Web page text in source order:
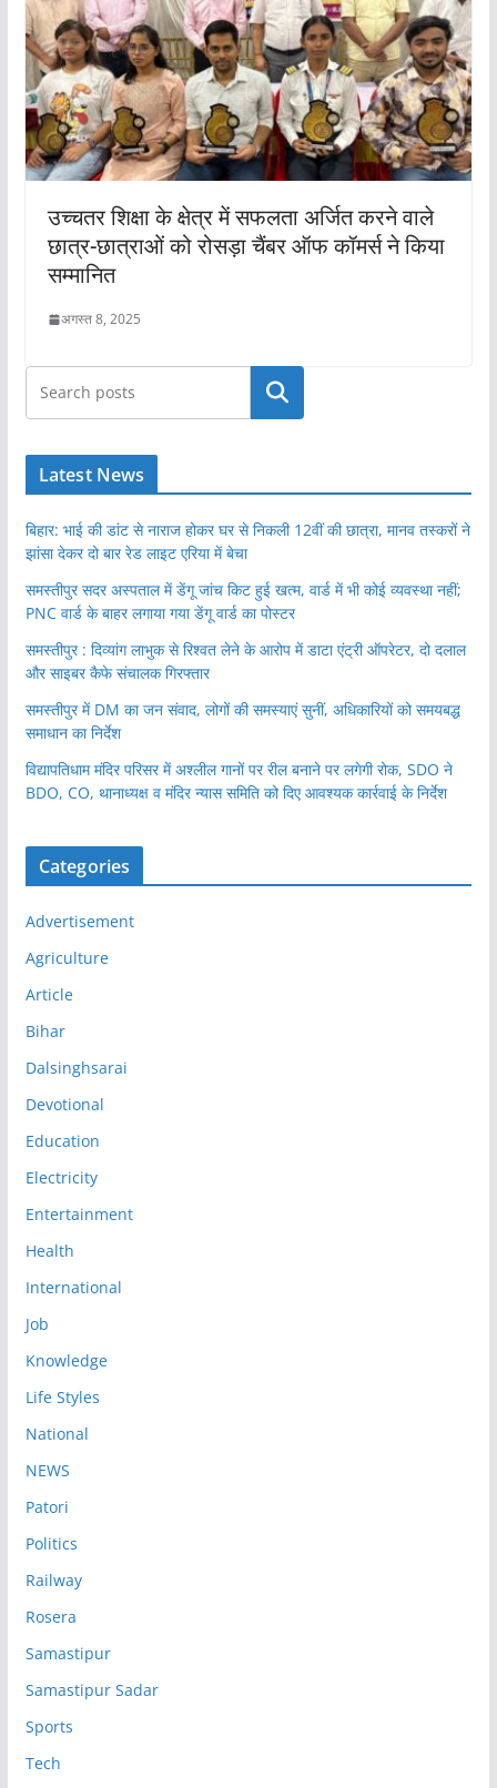
उच्चतर शिक्षा के क्षेत्र में सफलता अर्जित करने वाले
छात्र-छात्राओं को रोसड़ा चैंबर ऑफ कॉमर्स ने किया
सम्मानित
अगस्त 8, 2025
खोजें
Latest News
बिहार: भाई की डांट से नाराज होकर घर से निकली 12वीं की छात्रा, मानव तस्करों ने
झांसा देकर दो बार रेड लाइट एरिया में बेचा
समस्तीपुर सदर अस्पताल में डेंगू जांच किट हुई खत्म, वार्ड में भी कोई व्यवस्था नहीं;
PNC वार्ड के बाहर लगाया गया डेंगू वार्ड का पोस्टर
समस्तीपुर : दिव्यांग लाभुक से रिश्वत लेने के आरोप में डाटा एंट्री ऑपरेटर, दो दलाल
और साइबर कैफे संचालक गिरफ्तार
समस्तीपुर में DM का जन संवाद, लोगों की समस्याएं सुनीं, अधिकारियों को समयबद्ध
समाधान का निर्देश
विद्यापतिधाम मंदिर परिसर में अश्लील गानों पर रील बनाने पर लगेगी रोक, SDO ने
BDO, CO, थानाध्यक्ष व मंदिर न्यास समिति को दिए आवश्यक कार्रवाई के निर्देश
Categories
Advertisement
Agriculture
Article
Bihar
Dalsinghsarai
Devotional
Education
Electricity
Entertainment
Health
International
Job
Knowledge
Life Styles
National
NEWS
Patori
Politics
Railway
Rosera
Samastipur
Samastipur Sadar
Sports
Tech